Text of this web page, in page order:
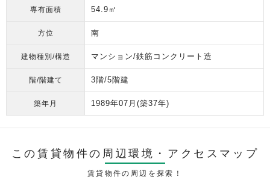
専有面積 54.9㎡
方位 南
建物種別/構造 マンション/鉄筋コンクリート造
階/階建て 3階/5階建
築年月 1989年07月 (築37年)
この賃貸物件の周辺環境・ アクセスマップ
賃貸物件の周辺を探索！